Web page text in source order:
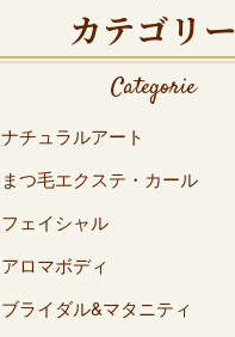
カテゴリー
Categorie
ナチュラルアート
まつ毛エクステ・カール
フェイシャル
アロマボディ
ブライダル&マタニティ